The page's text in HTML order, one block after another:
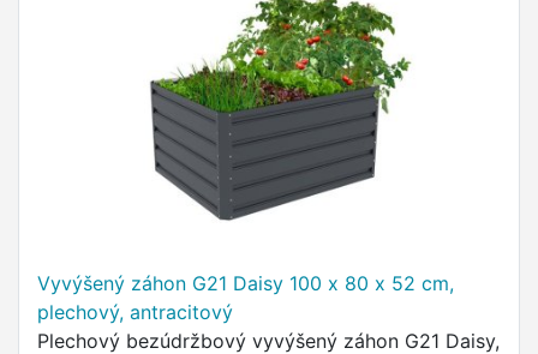
Vyvýšený záhon G21 Daisy 100 x 80 x 52 cm,
plechový, antracitový
Plechový bezúdržbový vyvýšený záhon G21 Daisy,